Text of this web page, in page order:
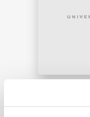
Tracklist: